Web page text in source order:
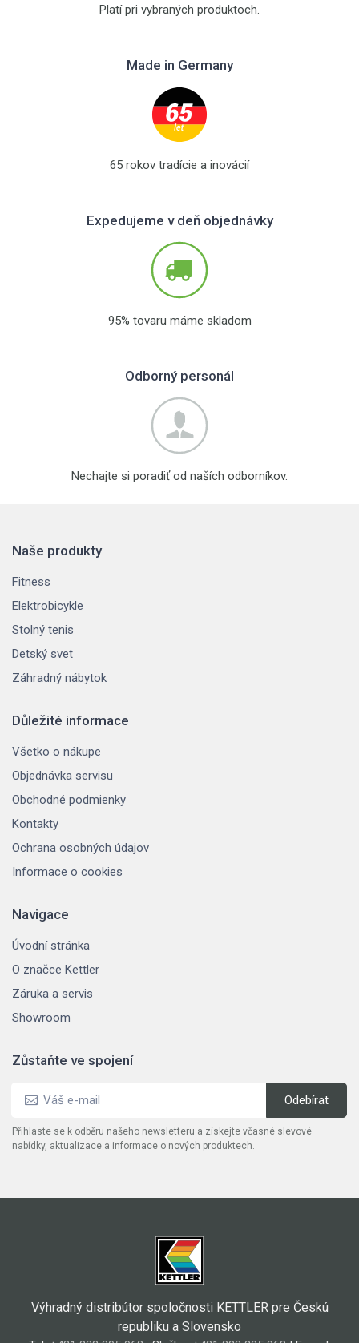
Platí pri vybraných produktoch.
Made in Germany
65 rokov tradície a inovácií
Expedujeme v deň objednávky
95% tovaru máme skladom
Odborný personál
Nechajte si poradiť od naších odborníkov.
Naše produkty
Fitness
Elektrobicykle
Stolný tenis
Detský svet
Záhradný nábytok
Důležité informace
Všetko o nákupe
Objednávka servisu
Obchodné podmienky
Kontakty
Ochrana osobných údajov
Informace o cookies
Navigace
Úvodní stránka
O značce Kettler
Záruka a servis
Showroom
Zůstaňte ve spojení
Přihlaste se k odběru našeho newsletteru a získejte včasné slevové
nabídky, aktualizace a informace o nových produktech.
Výhradný distribútor spoločnosti KETTLER pre Českú
republiku a Slovensko